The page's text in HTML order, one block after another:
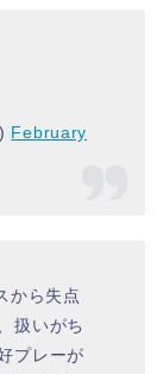
February
から失点
扱いがち
プレーが